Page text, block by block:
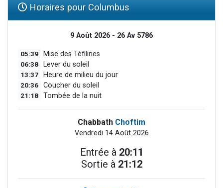
Horaires pour Columbus
9 Août 2026 - 26 Av 5786
05:39 Mise des Téfilines
06:38 Lever du soleil
13:37 Heure de milieu du jour
20:36 Coucher du soleil
21:18 Tombée de la nuit
Chabbath Choftim
Vendredi 14 Août 2026
Entrée à 20:11
Sortie à 21:12